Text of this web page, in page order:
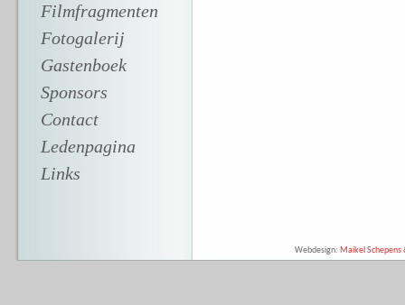
Filmfragmenten
Fotogalerij
Gastenboek
Sponsors
Contact
Ledenpagina
Links
Webdesign: Maikel Schepens